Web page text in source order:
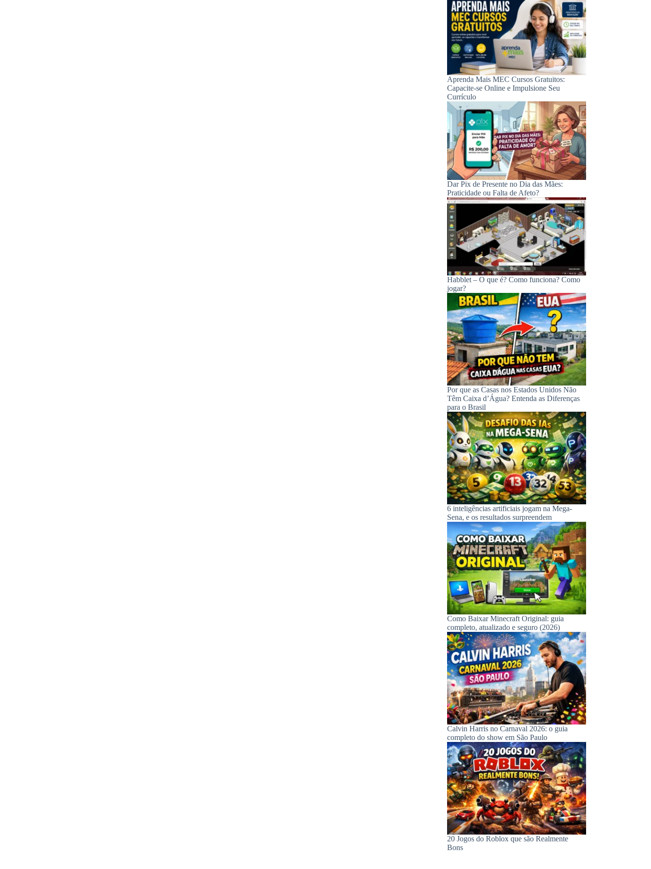
Aprenda Mais MEC Cursos Gratuitos:
Capacite-se Online e Impulsione Seu
Currículo
Dar Pix de Presente no Dia das Mães:
Praticidade ou Falta de Afeto?
Habblet – O que é? Como funciona? Como
jogar?
Por que as Casas nos Estados Unidos Não
Têm Caixa d’Água? Entenda as Diferenças
para o Brasil
6 inteligências artificiais jogam na Mega-
Sena, e os resultados surpreendem
Como Baixar Minecraft Original: guia
completo, atualizado e seguro (2026)
Calvin Harris no Carnaval 2026: o guia
completo do show em São Paulo
20 Jogos do Roblox que são Realmente
Bons